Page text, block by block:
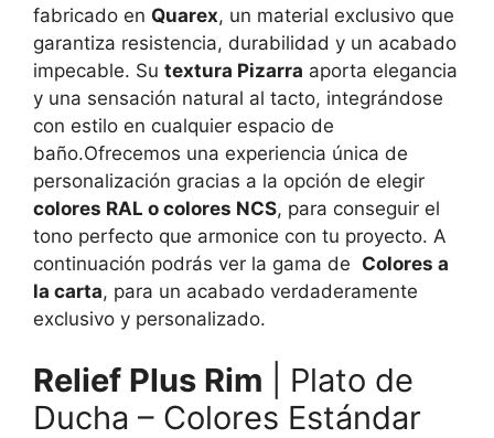
fabricado en Quarex, un material exclusivo que
garantiza resistencia, durabilidad y un acabado
impecable. Su textura Pizarra aporta elegancia
y una sensación natural al tacto, integrándose
con estilo en cualquier espacio de
baño.Ofrecemos una experiencia única de
personalización gracias a la opción de elegir
colores RAL o colores NCS, para conseguir el
tono perfecto que armonice con tu proyecto. A
continuación podrás ver la gama de Colores a
la carta, para un acabado verdaderamente
exclusivo y personalizado.
Relief Plus Rim | Plato de
Ducha – Colores Estándar